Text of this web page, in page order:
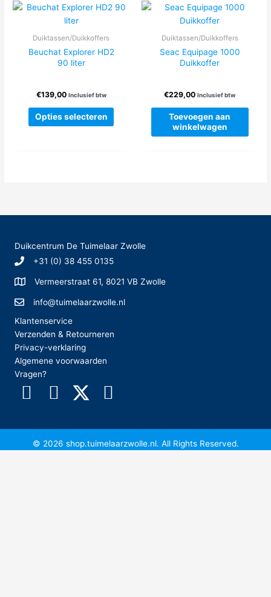
Deze
Duiktassen/Duikkoffers
Beuchat Explorer HD2
90 liter
€139,00 Inclusief btw
Opties selecteren
Dit
product
gekozen
op
de
Duiktassen/Duikkoffers
Seac Equipage 1000
Duikkoffer
€229,00 Inclusief btw
Toevoegen aan
winkelwagen
Duikcentrum De Tuimelaar Zwolle
+31 (0) 38 455 0135
Vermeerstraat 61, 8021 VB Zwolle
info@tuimelaarzwolle.nl
Klantenservice
Verzenden & Retourneren
Privacy-verklaring
Algemene voorwaarden
Vragen?
© 2026 shop.tuimelaarzwolle.nl. All Rights Reserved.